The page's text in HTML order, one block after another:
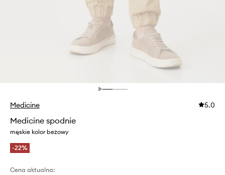
Medicine 5.0
Medicine spodnie
męskie kolor beżowy
-22%
Cena aktualna: